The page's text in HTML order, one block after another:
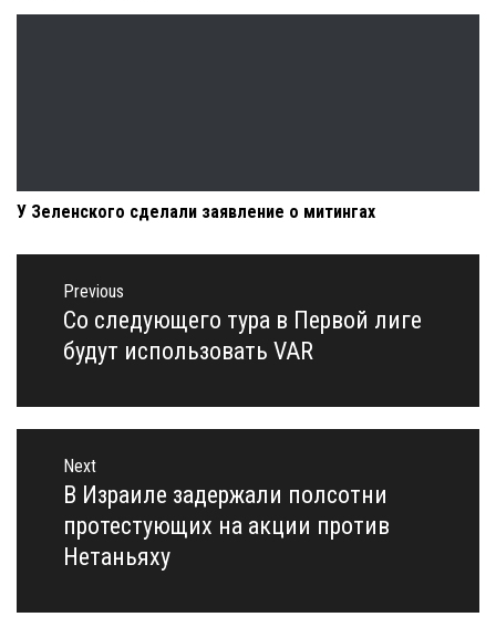
У Зеленского сделали заявление о митингах
Навигация
записям
Previous
Previous
post:
Со следующего тура в Первой лиге
будут использовать VAR
Next
Next
post:
В Израиле задержали полсотни
протестующих на акции против
Нетаньяху